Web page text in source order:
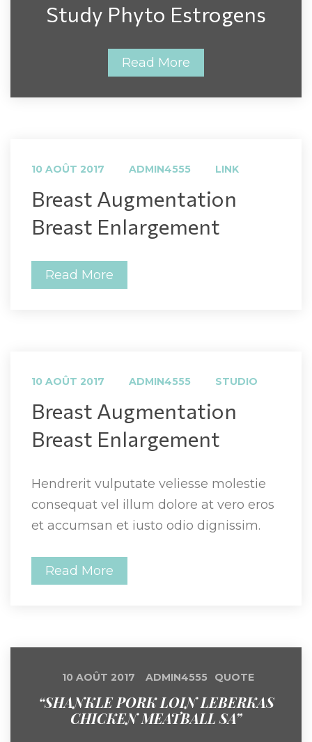
Study Phyto Estrogens
Read More
10 AOÛT 2017 ADMIN4555 LINK
Breast Augmentation
Breast Enlargement
Read More
10 AOÛT 2017 ADMIN4555 STUDIO
Breast Augmentation
Breast Enlargement
Hendrerit vulputate veliesse molestie
consequat vel illum dolore at vero eros
et accumsan et iusto odio dignissim.
Read More
10 AOÛT 2017 ADMIN4555 QUOTE
“SHANKLE PORK LOIN LEBERKAS
CHICKEN MEATBALL SA”